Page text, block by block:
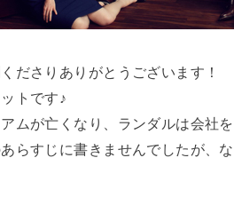
ださりありがとうございます！
トです♪
ムが亡くなり、ランダルは会社
らすじに書きませんでしたが、